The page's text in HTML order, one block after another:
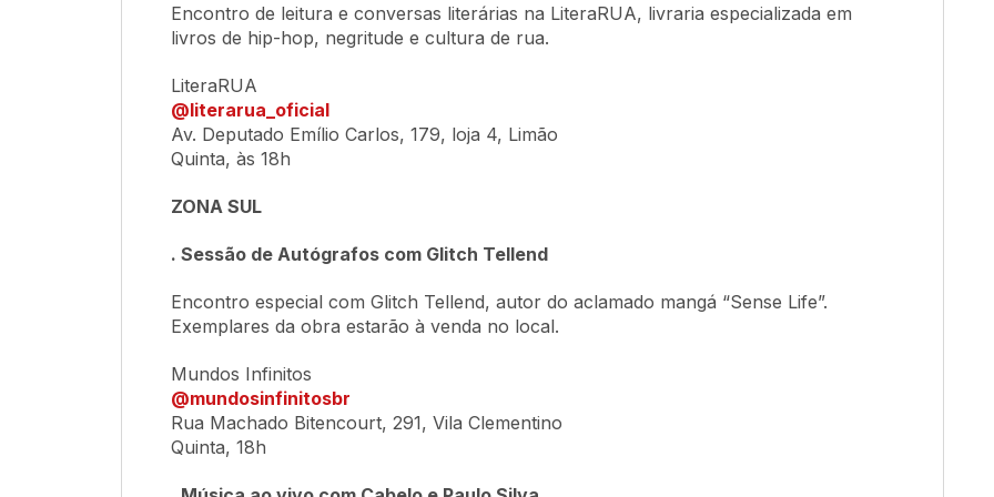
Encontro de leitura e conversas literárias na LiteraRUA, livraria especializada em
livros de hip-hop, negritude e cultura de rua.
LiteraRUA
@literarua_oficial
Av. Deputado Emílio Carlos, 179, loja 4, Limão
Quinta, às 18h
ZONA SUL
. Sessão de Autógrafos com Glitch Tellend
Encontro especial com Glitch Tellend, autor do aclamado mangá “Sense Life”.
Exemplares da obra estarão à venda no local.
Mundos Infinitos
@mundosinfinitosbr
Rua Machado Bitencourt, 291, Vila Clementino
Quinta, 18h